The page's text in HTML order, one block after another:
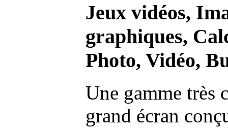
Jeux vidéos,
graphiques,
Photo, Vidéo,
Une gamme très
grand écran